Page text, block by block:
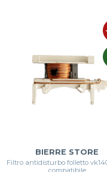
BIERRE STORE
Filtro antidisturbo folletto
compatibile